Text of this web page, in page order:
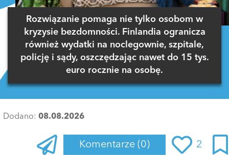
Rozwiązanie pomaga nie tylko osobom w
kryzysie bezdomności. Finlandia ogranicza
również wydatki na noclegownie, szpitale,
policję i sądy, oszczędzając nawet do 15 tys.
euro rocznie na osobę.
Dodano: 08.08.2026
Komentarze (0) 2